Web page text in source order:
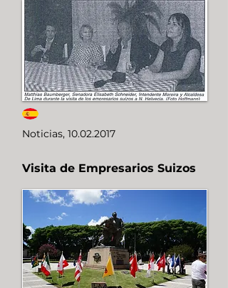
Noticias, 10.02.2017
Visita de Empresarios Suizos